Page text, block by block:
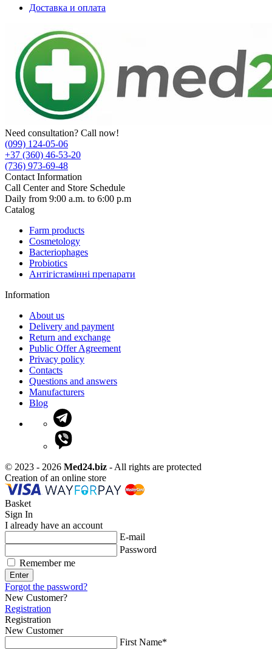
Доставка и оплата
Need consultation? Call now!
(099) 124-05-06
+37 (360) 46-53-20
(736) 973-69-48
Contact Information
Call Center and Store Schedule
Daily from 9:00 a.m. to 6:00 p.m
Catalog
Farm products
Cosmetology
Bacteriophages
Probiotics
Антігістамінні препарати
Information
About us
Delivery and payment
Return and exchange
Public Offer Agreement
Privacy policy
Contacts
Questions and answers
Manufacturers
Blog
© 2023 - 2026 Med24.biz - All rights are protected
Creation of an online store
Basket
Sign In
I already have an account
E-mail
Password
Remember me
Enter
Forgot the password?
New Customer?
Registration
Registration
New Customer
First Name*